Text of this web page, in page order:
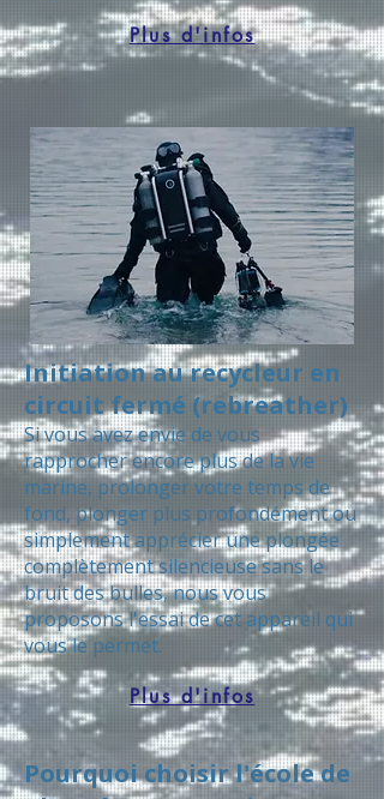
Plus d'infos
Initiation au recycleur en
circuit fermé (rebreather)
Si vous avez envie de vous
rapprocher encore plus de la vie
marine, prolonger votre temps de
fond, plonger plus profondément ou
simplement apprécier une plongée
complètement silencieuse sans le
bruit des bulles, nous vous
proposons l'essai de cet appareil qui
vous le permet.
Plus d'infos
Pourquoi choisir l'école de